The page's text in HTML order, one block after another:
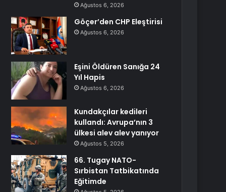
Ağustos 6, 2026
Göçer’den CHP Eleştirisi
Ağustos 6, 2026
Eşini Öldüren Sanığa 24
Yıl Hapis
Ağustos 6, 2026
Kundakçılar kedileri
kullandı: Avrupa’nın 3
ülkesi alev alev yanıyor
Ağustos 5, 2026
66. Tugay NATO-
Sırbistan Tatbikatında
Eğitimde